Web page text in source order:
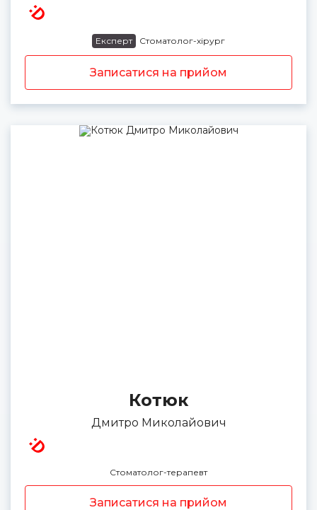
Експерт Стоматолог-хірург
Записатися на прийом
Котюк
Дмитро Миколайович
Стоматолог-терапевт
Записатися на прийом